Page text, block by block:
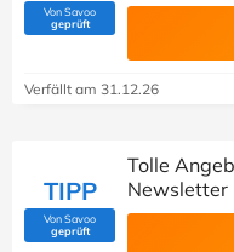
Von Savoo
geprüft(Von Savoo geprüft)
Verfällt am 31.12.26
TIPP
Von Savoo
geprüft(Von Savoo geprüft)
Tolle
Newsletter